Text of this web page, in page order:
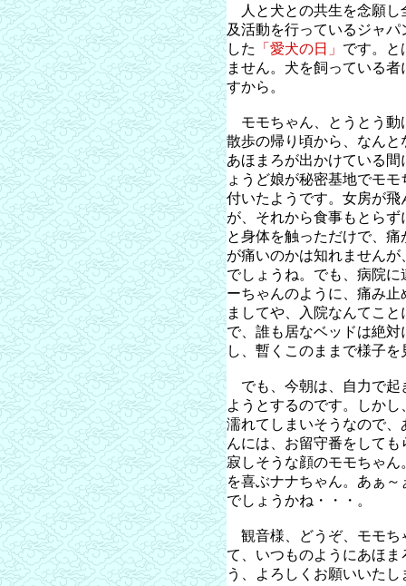
人と犬との共生を念願し
及活動を行っているジャ
した 「愛犬の日」 です。と
ません。犬を飼っている
すから。
モモちゃん、とうとう動
散歩の帰り頃から、なん
あほまろが出かけている
ょうど娘が秘密基地でモ
付いたようです。女房が
が、それから食事もとら
と身体を触っただけで、
が痛いのかは知れません
でしょうね。でも、病院
ーちゃんのように、痛み
ましてや、入院なんてこ
で、誰も居なベッドは絶
し、暫くこのままで様子
でも、今朝は、自力で起
ようとするのです。しか
濡れてしまいそうなので
んには、お留守番をして
寂しそうな顔のモモちゃ
を喜ぶナナちゃん。あぁ
でしょうかね・・・。
観音様、どうぞ、モモち
て、いつものようにあほ
う、よろしくお願いいたし